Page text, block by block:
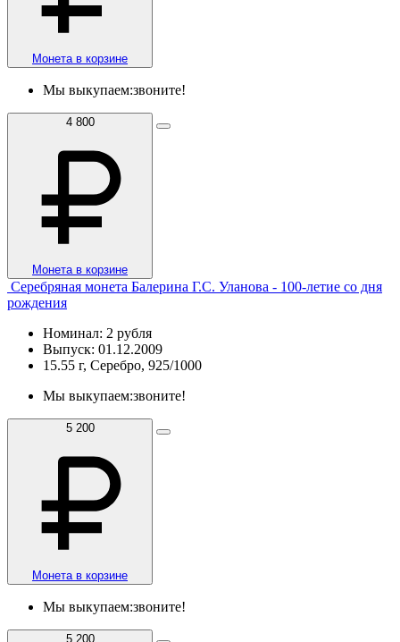
Монета в корзине
Мы выкупаем:звоните!
4 800
Монета в корзине
Серебряная монета Балерина Г.С. Уланова - 100-летие со дня
рождения
Номинал: 2 рубля
Выпуск: 01.12.2009
15.55 г, Серебро, 925/1000
Мы выкупаем:звоните!
5 200
Монета в корзине
Мы выкупаем:звоните!
5 200